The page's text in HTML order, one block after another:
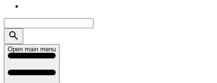
Open main menu